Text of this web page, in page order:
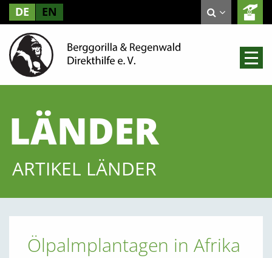
DE EN
LÄNDER
ARTIKEL LÄNDER
Ölpalmplantagen in Afrika